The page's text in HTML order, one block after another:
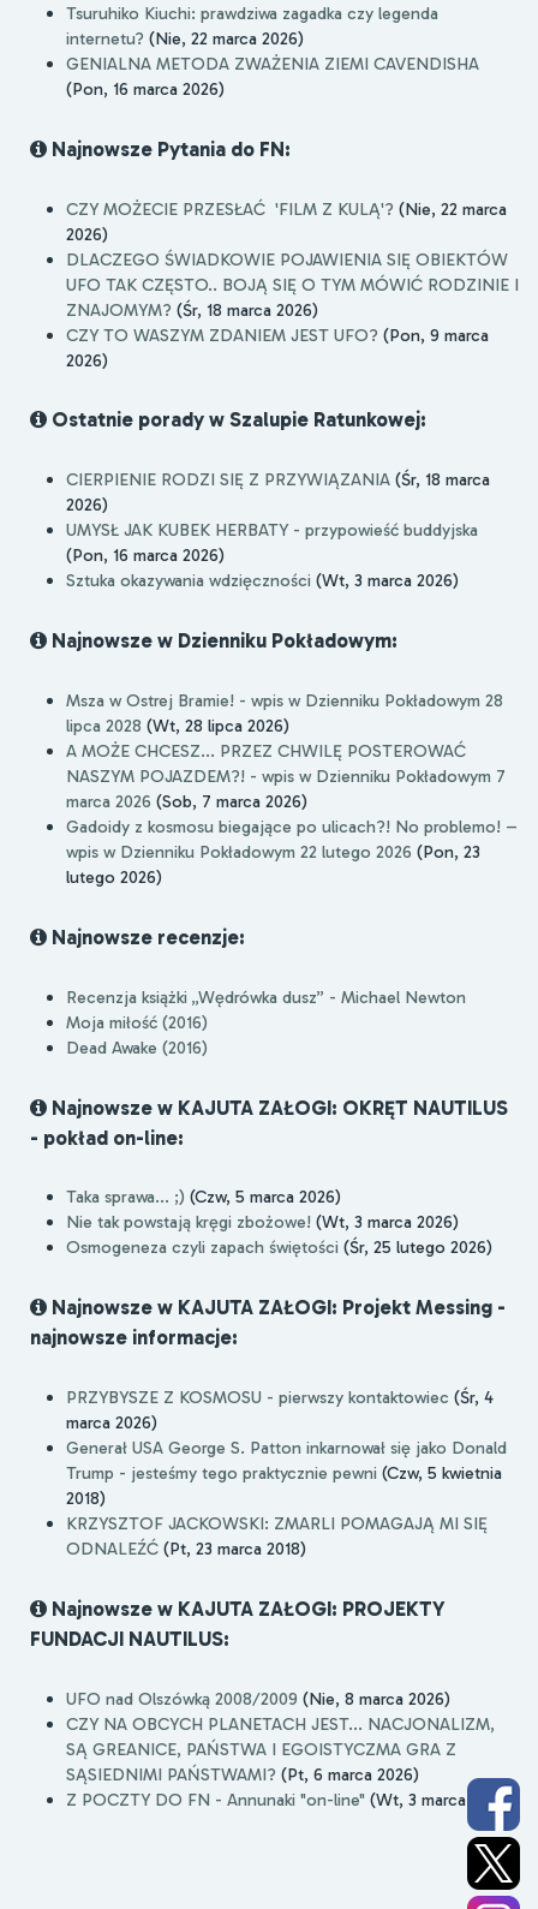
Tsuruhiko Kiuchi: prawdziwa zagadka czy legenda
internetu? (Nie, 22 marca 2026)
GENIALNA METODA ZWAŻENIA ZIEMI CAVENDISHA
(Pon, 16 marca 2026)
Najnowsze Pytania do FN:
CZY MOŻECIE PRZESŁAĆ 'FILM Z KULĄ'? (Nie, 22 marca
2026)
DLACZEGO ŚWIADKOWIE POJAWIENIA SIĘ OBIEKTÓW
UFO TAK CZĘSTO.. BOJĄ SIĘ O TYM MÓWIĆ RODZINIE I
ZNAJOMYM? (Śr, 18 marca 2026)
CZY TO WASZYM ZDANIEM JEST UFO? (Pon, 9 marca
2026)
Ostatnie porady w Szalupie Ratunkowej:
CIERPIENIE RODZI SIĘ Z PRZYWIĄZANIA (Śr, 18 marca
2026)
UMYSŁ JAK KUBEK HERBATY - przypowieść buddyjska
(Pon, 16 marca 2026)
Sztuka okazywania wdzięczności (Wt, 3 marca 2026)
Najnowsze w Dzienniku Pokładowym:
Msza w Ostrej Bramie! - wpis w Dzienniku Pokładowym 28
lipca 2028 (Wt, 28 lipca 2026)
A MOŻE CHCESZ... PRZEZ CHWILĘ POSTEROWAĆ
NASZYM POJAZDEM?! - wpis w Dzienniku Pokładowym 7
marca 2026 (Sob, 7 marca 2026)
Gadoidy z kosmosu biegające po ulicach?! No problemo! –
wpis w Dzienniku Pokładowym 22 lutego 2026 (Pon, 23
lutego 2026)
Najnowsze recenzje:
Recenzja książki „Wędrówka dusz” - Michael Newton
Moja miłość (2016)
Dead Awake (2016)
Najnowsze w KAJUTA ZAŁOGI: OKRĘT NAUTILUS
- pokład on-line:
Taka sprawa... ;) (Czw, 5 marca 2026)
Nie tak powstają kręgi zbożowe! (Wt, 3 marca 2026)
Osmogeneza czyli zapach świętości (Śr, 25 lutego 2026)
Najnowsze w KAJUTA ZAŁOGI: Projekt Messing -
najnowsze informacje:
PRZYBYSZE Z KOSMOSU - pierwszy kontaktowiec (Śr, 4
marca 2026)
Generał USA George S. Patton inkarnował się jako Donald
Trump - jesteśmy tego praktycznie pewni (Czw, 5 kwietnia
2018)
KRZYSZTOF JACKOWSKI: ZMARLI POMAGAJĄ MI SIĘ
ODNALEŹĆ (Pt, 23 marca 2018)
Najnowsze w KAJUTA ZAŁOGI: PROJEKTY
FUNDACJI NAUTILUS:
UFO nad Olszówką 2008/2009 (Nie, 8 marca 2026)
CZY NA OBCYCH PLANETACH JEST... NACJONALIZM,
SĄ GREANICE, PAŃSTWA I EGOISTYCZMA GRA Z
SĄSIEDNIMI PAŃSTWAMI? (Pt, 6 marca 2026)
Z POCZTY DO FN - Annunaki "on-line" (Wt, 3 marca 2026)